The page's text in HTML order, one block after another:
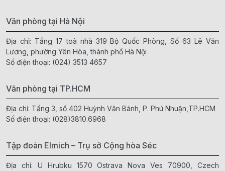
Văn phòng tại Hà Nội
Địa chỉ: Tầng 17 toà nhà 319 Bộ Quốc Phòng, Số 63 Lê Văn
Lương, phường Yên Hòa, thành phố Hà Nội
Số điện thoại: (024) 3513 4657
Văn phòng tại TP.HCM
Địa chỉ: Tầng 3, số 402 Huỳnh Văn Bánh, P. Phú Nhuận,TP.HCM
Số điện thoại: (028)3810.6968
Tập đoàn Elmich – Trụ sở Cộng hòa Séc
Địa chỉ: U Hrubku 1570 Ostrava Nova Ves 70900, Czech